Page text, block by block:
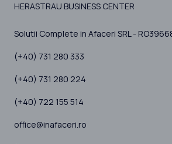
HERASTRAU BUSINESS CENTER
Solutii Complete in Afaceri SRL -
(+40) 731 280 333
(+40) 731 280 224
(+40) 722 155 514
office@inafaceri.ro